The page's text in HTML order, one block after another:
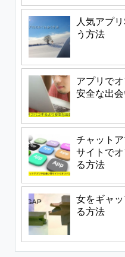
人気アプ
う方法
アプリで
安全な出
チャット
サイトで
る方法
女をギャ
る方法